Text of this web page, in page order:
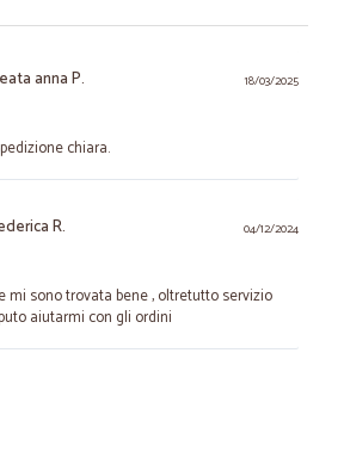
18/03/2025
anna P.
chiara.
04/12/2024
R.
mi sono trovata bene , oltretutto servizio
aiutarmi con gli ordini